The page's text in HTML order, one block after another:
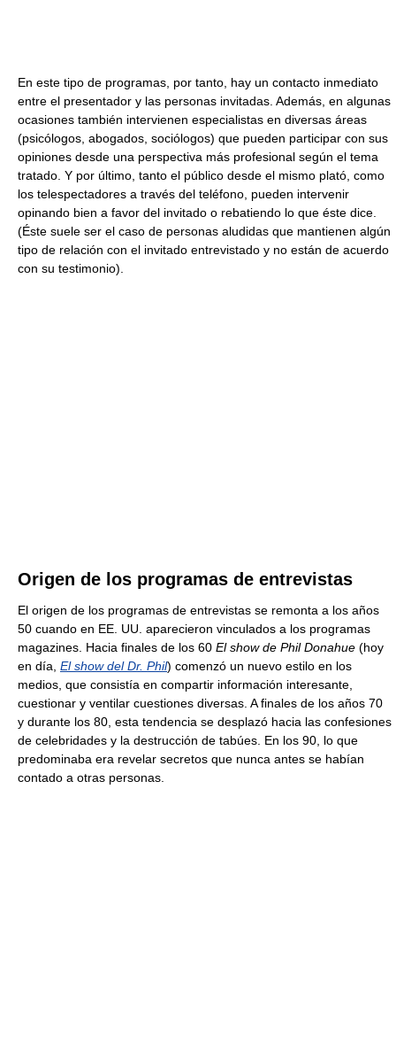
En este tipo de programas, por tanto, hay un contacto inmediato
entre el presentador y las personas invitadas. Además, en algunas
ocasiones también intervienen especialistas en diversas áreas
(psicólogos, abogados, sociólogos) que pueden participar con sus
opiniones desde una perspectiva más profesional según el tema
tratado. Y por último, tanto el público desde el mismo plató, como
los telespectadores a través del teléfono, pueden intervenir
opinando bien a favor del invitado o rebatiendo lo que éste dice.
(Éste suele ser el caso de personas aludidas que mantienen algún
tipo de relación con el invitado entrevistado y no están de acuerdo
con su testimonio).
Origen de los programas de entrevistas
El origen de los programas de entrevistas se remonta a los años
50 cuando en EE. UU. aparecieron vinculados a los programas
magazines. Hacia finales de los 60 El show de Phil Donahue (hoy
en día, El show del Dr. Phil) comenzó un nuevo estilo en los
medios, que consistía en compartir información interesante,
cuestionar y ventilar cuestiones diversas. A finales de los años 70
y durante los 80, esta tendencia se desplazó hacia las confesiones
de celebridades y la destrucción de tabúes. En los 90, lo que
predominaba era revelar secretos que nunca antes se habían
contado a otras personas.